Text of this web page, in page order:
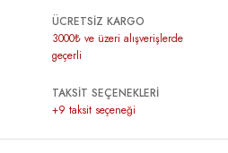
ÜCRETSİZ KARGO
3000₺ ve üzeri alışverişlerde
geçerli
TAKSİT SEÇENEKLERİ
+9 taksit seçeneği